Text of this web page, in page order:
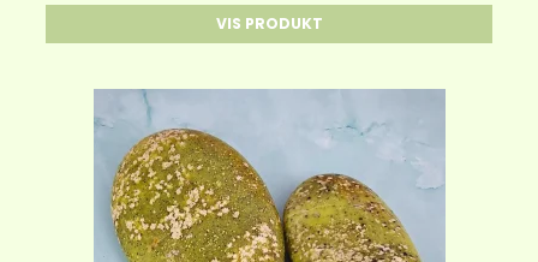
VIS PRODUKT